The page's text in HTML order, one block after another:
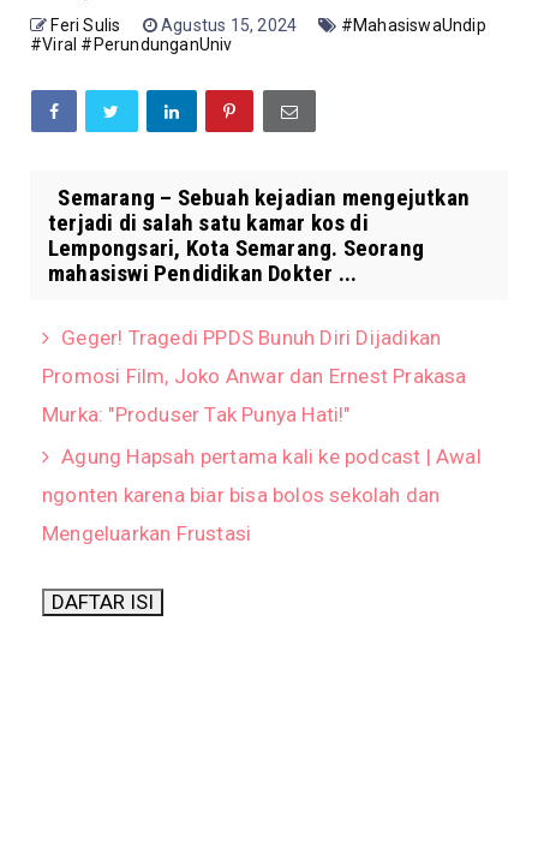
Feri Sulis Agustus 15, 2024
#MahasiswaUndip
#Viral #PerundunganUniv
Semarang – Sebuah kejadian mengejutkan
terjadi di salah satu kamar kos di
Lempongsari, Kota Semarang. Seorang
mahasiswi Pendidikan Dokter ...
Geger! Tragedi PPDS Bunuh Diri Dijadikan
Promosi Film, Joko Anwar dan Ernest Prakasa
Murka: "Produser Tak Punya Hati!"
Agung Hapsah pertama kali ke podcast | Awal
ngonten karena biar bisa bolos sekolah dan
Mengeluarkan Frustasi
DAFTAR ISI